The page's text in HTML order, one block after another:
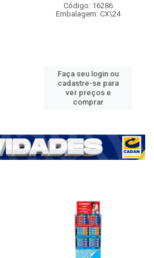
Código: 16286
Embalagem: CX\24
Faça seu login ou
cadastre-se para
ver preços e
comprar